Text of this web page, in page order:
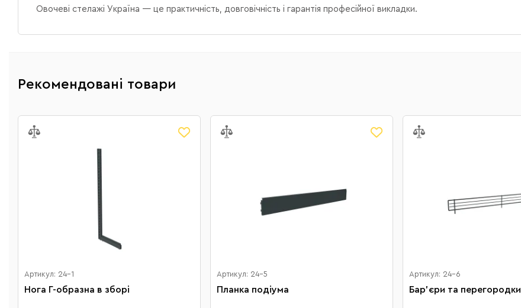
Овочеві стелажі Україна — це практичність, довговічність і гарантія професійної викладки.
Рекомендовані товари
Артикул: 24-1
Нога Г-образна в зборі
Артикул: 24-5
Планка подіума
Артикул: 24-6
Бар'єри та перегородки